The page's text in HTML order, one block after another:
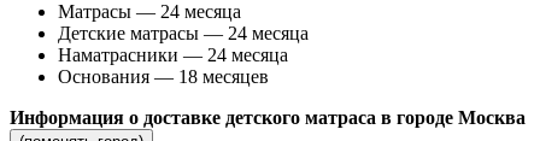
Матрасы — 24 месяца
Детские матрасы — 24 месяца
Наматрасники — 24 месяца
Основания — 18 месяцев
Информация о доставке детского матраса в городе Москва